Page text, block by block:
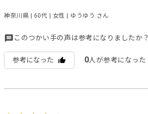
神奈川県 | 60代 | 女性 | ゆうゆう さん
このつかい手の声は参考になりましたか？
参考になった 0人が参考になった